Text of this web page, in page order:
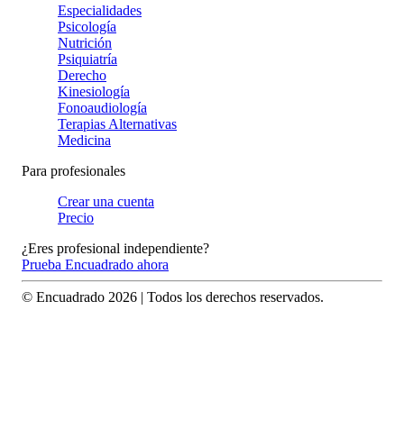
Especialidades
Psicología
Nutrición
Psiquiatría
Derecho
Kinesiología
Fonoaudiología
Terapias Alternativas
Medicina
Para profesionales
Crear una cuenta
Precio
¿Eres profesional independiente?
Prueba Encuadrado ahora
© Encuadrado 2026 | Todos los derechos reservados.